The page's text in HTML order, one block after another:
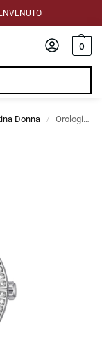
0
Donna / Orologio Festina Boyfriend Rosa Quarzo 36,5 mm